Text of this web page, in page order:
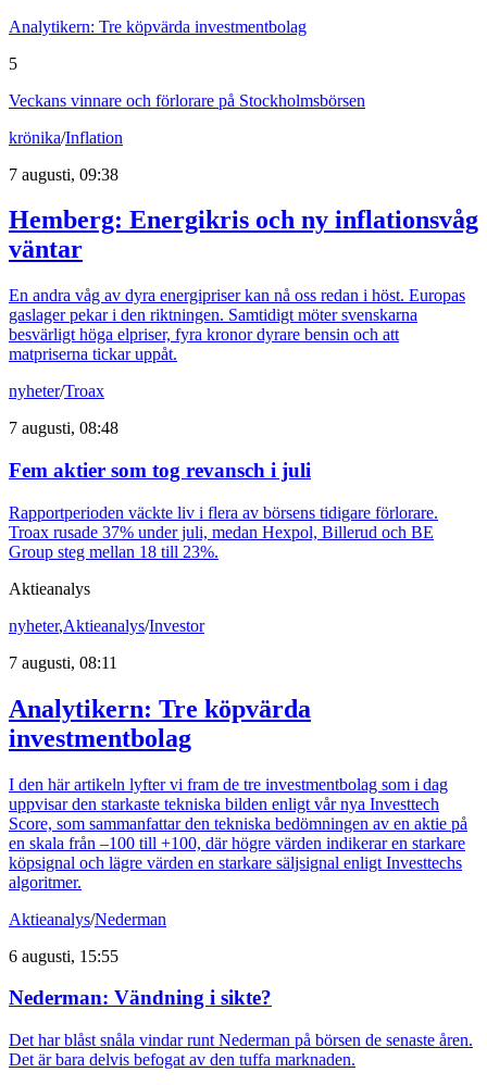
Analytikern: Tre köpvärda investmentbolag
5
Veckans vinnare och förlorare på Stockholmsbörsen
krönika/Inflation
7 augusti, 09:38
Hemberg: Energikris och ny inflationsvåg
väntar
En andra våg av dyra energipriser kan nå oss redan i höst. Europas
gaslager pekar i den riktningen. Samtidigt möter svenskarna
besvärligt höga elpriser, fyra kronor dyrare bensin och att
matpriserna tickar uppåt.
nyheter/Troax
7 augusti, 08:48
Fem aktier som tog revansch i juli
Rapportperioden väckte liv i flera av börsens tidigare förlorare.
Troax rusade 37% under juli, medan Hexpol, Billerud och BE
Group steg mellan 18 till 23%.
Aktieanalys
nyheter,Aktieanalys/Investor
7 augusti, 08:11
Analytikern: Tre köpvärda
investmentbolag
I den här artikeln lyfter vi fram de tre investmentbolag som i dag
uppvisar den starkaste tekniska bilden enligt vår nya Investtech
Score, som sammanfattar den tekniska bedömningen av en aktie på
en skala från –100 till +100, där högre värden indikerar en starkare
köpsignal och lägre värden en starkare säljsignal enligt Investtechs
algoritmer.
Aktieanalys/Nederman
6 augusti, 15:55
Nederman: Vändning i sikte?
Det har blåst snåla vindar runt Nederman på börsen de senaste åren.
Det är bara delvis befogat av den tuffa marknaden.